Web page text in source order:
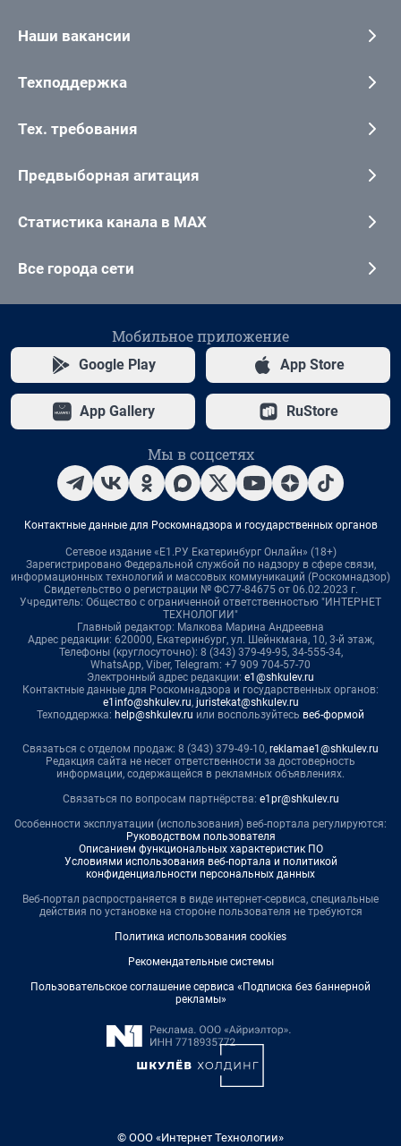
Наши вакансии
Техподдержка
Тех. требования
Предвыборная агитация
Статистика канала в MAX
Все города сети
Мобильное приложение
Google Play App Store
App Gallery RuStore
Мы в соцсетях
Контактные данные для Роскомнадзора и государственных органов
Сетевое издание «Е1.РУ Екатеринбург Онлайн» (18+)
Зарегистрировано Федеральной службой по надзору в сфере связи,
информационных технологий и массовых коммуникаций (Роскомнадзор)
Свидетельство о регистрации № ФС77-84675 от 06.02.2023 г.
Учредитель: Общество с ограниченной ответственностью "ИНТЕРНЕТ
ТЕХНОЛОГИИ"
Главный редактор: Малкова Марина Андреевна
Адрес редакции: 620000, Екатеринбург, ул. Шейнкмана, 10, 3-й этаж,
Телефоны (круглосуточно): 8 (343) 379-49-95, 34-555-34,
WhatsApp, Viber, Telegram: +7 909 704-57-70
Электронный адрес редакции: e1@shkulev.ru
Контактные данные для Роскомнадзора и государственных органов:
e1info@shkulev.ru, juristekat@shkulev.ru
Техподдержка: help@shkulev.ru или воспользуйтесь веб-формой
Связаться с отделом продаж: 8 (343) 379-49-10, reklamae1@shkulev.ru
Редакция сайта не несет ответственности за достоверность
информации, содержащейся в рекламных объявлениях.
Связаться по вопросам партнёрства: e1pr@shkulev.ru
Особенности эксплуатации (использования) веб-портала регулируются:
Руководством пользователя
Описанием функциональных характеристик ПО
Условиями использования веб-портала и политикой
конфиденциальности персональных данных
Веб-портал распространяется в виде интернет-сервиса, специальные
действия по установке на стороне пользователя не требуются
Политика использования cookies
Рекомендательные системы
Пользовательское соглашение сервиса «Подписка без баннерной
рекламы»
© ООО «Интернет Технологии»